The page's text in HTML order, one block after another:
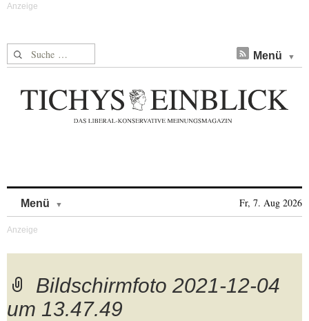
Suche nach: Menü
Menü Fr, 7. Aug 2026
Bildschirmfoto 2021-12-04
um 13.47.49